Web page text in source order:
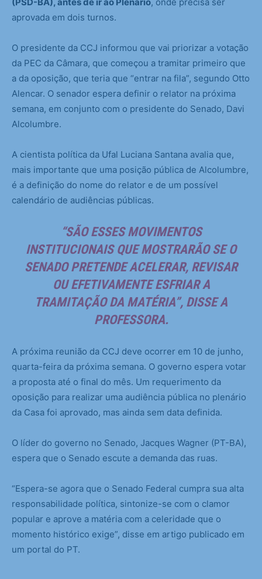
(PSD-BA), antes de ir ao Plenário, onde precisa ser
aprovada em dois turnos.
O presidente da CCJ informou que vai priorizar a votação
da PEC da Câmara, que começou a tramitar primeiro que
a da oposição, que teria que “entrar na fila”, segundo Otto
Alencar. O senador espera definir o relator na próxima
semana, em conjunto com o presidente do Senado, Davi
Alcolumbre.
A cientista política da Ufal Luciana Santana avalia que,
mais importante que uma posição pública de Alcolumbre,
é a definição do nome do relator e de um possível
calendário de audiências públicas.
“SÃO ESSES MOVIMENTOS
INSTITUCIONAIS QUE MOSTRARÃO SE O
SENADO PRETENDE ACELERAR, REVISAR
OU EFETIVAMENTE ESFRIAR A
TRAMITAÇÃO DA MATÉRIA”, DISSE A
PROFESSORA.
A próxima reunião da CCJ deve ocorrer em 10 de junho,
quarta-feira da próxima semana. O governo espera votar
a proposta até o final do mês. Um requerimento da
oposição para realizar uma audiência pública no plenário
da Casa foi aprovado, mas ainda sem data definida.
O líder do governo no Senado, Jacques Wagner (PT-BA),
espera que o Senado escute a demanda das ruas.
“Espera-se agora que o Senado Federal cumpra sua alta
responsabilidade política, sintonize-se com o clamor
popular e aprove a matéria com a celeridade que o
momento histórico exige”, disse em artigo publicado em
um portal do PT.